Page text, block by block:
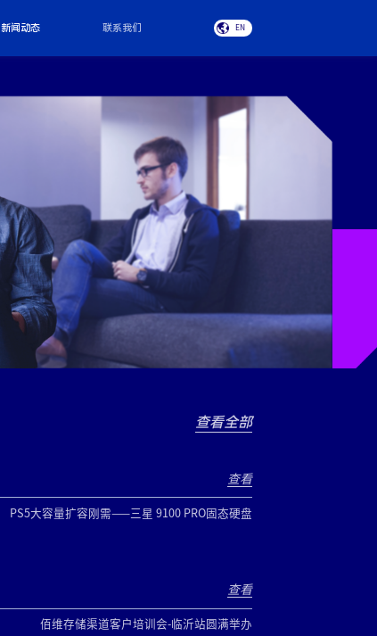
新闻动态 联系我们 EN
查看全部
查看
PS5大容量扩容刚需——三星 9100 PRO固态硬盘
查看
佰维存储渠道客户培训会-临沂站圆满举办